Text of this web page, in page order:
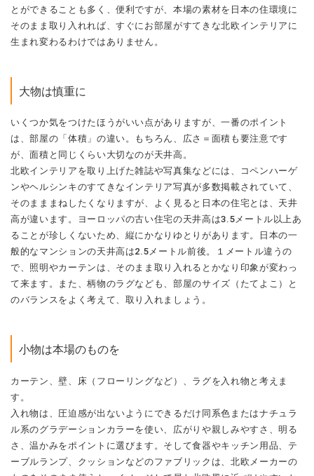
とができることも多く、便利ですが、本場の素材を日本の住環境に
そのまま取り入れれば、すぐにお部屋がすてきな北欧インテリアに
生まれ変わるわけではありません。
大物は慎重に
いくつか気をつけたほうがいい点がありますが、一番のポイント
は、部屋の「体積」の違い。もちろん、広さ＝面積も要注意です
が、面積と同じくらい大切なのが天井高。
北欧インテリアを取り上げた雑誌や写真集などには、コペンハーゲ
ンやヘルシンキのすてきなインテリア写真が多数掲載されていて、
そのまままねしたくなりますが、よく見ると日本の住宅とは、天井
高が違います。ヨーロッパの古い住宅の天井高は3.5メートル以上あ
ることが珍しくないため、縦にかなりゆとりがあります。日本の一
般的なマンションの天井高は2.5メートル前後。１メートル違うの
で、照明やカーテンは、そのまま取り入れるとかなり印象が変わっ
て来ます。また、柄物のラグなども、部屋のサイズ（たてよこ）と
のバランスをよく考えて、取り入れましょう。
小物は本場のものを
カーテン、壁、床（フローリングなど）、ラグを入れ物と考えま
す。
入れ物は、圧迫感が出ないようにできるだけ同系色またはナチュラ
ル系のグラデーションカラーを使い、広がりや親しみやすさ、明る
さ、温かみをポイントに選びます。そして食器やキッチン用品、テ
ーブルランプ、クッションなどのファブリックは、北欧メーカーの